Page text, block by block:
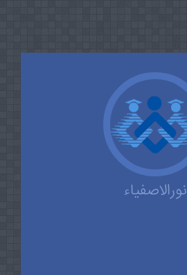
نورالاصفیاء